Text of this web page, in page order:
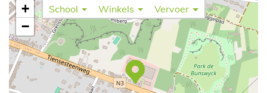
+
−
School Winkels Vervoer